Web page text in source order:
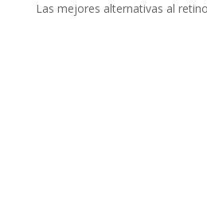
Las mejores alternativas al